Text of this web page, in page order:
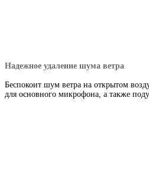
Надежное удаление шума ветра
Беспокоит шум ветра на открытом
для основного микрофона а также